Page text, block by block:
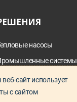
насосы
системы
импорт
сайт использует
с сайтом